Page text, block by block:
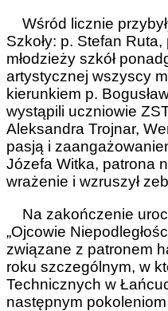
Wśród licznie
Szkoły: p. Stefan
młodzieży szkół
artystycznej wszyscy
kierunkiem p.
wystąpili uczniowie
Aleksandra Trojnar,
pasją i
Józefa Witka, patrona
wrażenie i wzruszył
Na zakończenie
„Ojcowie
związane z patronem
roku szczególnym, w
Technicznych w
następnym